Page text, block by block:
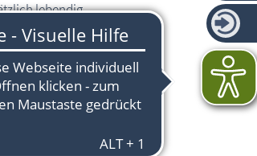
lebendig.
Kein Ostseesand. Der Sand
in Massen, denn ein Profi-